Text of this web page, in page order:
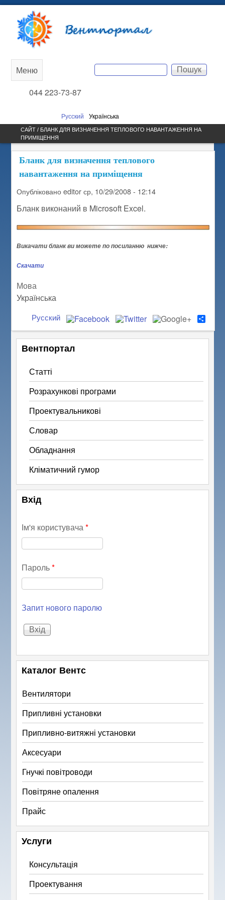
вмісту
Вентпортал
Пошукова форма
Пошук
044 223-73-87
Русский Українська
Main
menu
Меню
САЙТ / БЛАНК ДЛЯ ВИЗНАЧЕННЯ ТЕПЛОВОГО НАВАНТАЖЕННЯ НА
ПРИМІЩЕННЯ
Бланк для визначення теплового
навантаження на приміщення
Опублікованоeditor ср, 10/29/2008 - 12:14
Бланк виконаний в Microsoft Excel.
Викачати бланк ви можете по посиланню нижче:
Скачати
Мова
Українська
S
h
a
r
Русский
Вентпортал
Статті
Розрахункові програми
Проектувальникові
Словар
Обладнання
Кліматичний гумор
Вхід
Ім'я користувача*
Пароль*
Запит нового паролю
Каталог Вентс
Вентилятори
Припливні установки
Припливно-витяжні установки
Аксесуари
Гнучкі повітроводи
Повітряне опалення
Прайс
Услуги
Консультація
Проектування